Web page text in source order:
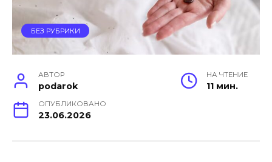
БЕЗ РУБРИКИ
АВТОР
podarok
НА ЧТЕНИЕ
11 мин.
ОПУБЛИКОВАНО
23.06.2026